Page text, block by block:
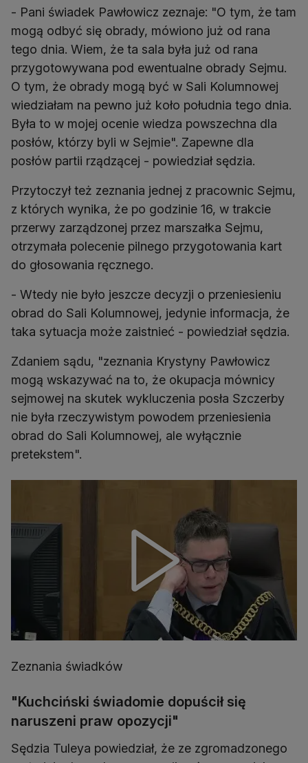
- Pani świadek Pawłowicz zeznaje: "O tym, że tam
mogą odbyć się obrady, mówiono już od rana
tego dnia. Wiem, że ta sala była już od rana
przygotowywana pod ewentualne obrady Sejmu.
O tym, że obrady mogą być w Sali Kolumnowej
wiedziałam na pewno już koło południa tego dnia.
Była to w mojej ocenie wiedza powszechna dla
posłów, którzy byli w Sejmie". Zapewne dla
posłów partii rządzącej - powiedział sędzia.
Przytoczył też zeznania jednej z pracownic Sejmu,
z których wynika, że po godzinie 16, w trakcie
przerwy zarządzonej przez marszałka Sejmu,
otrzymała polecenie pilnego przygotowania kart
do głosowania ręcznego.
- Wtedy nie było jeszcze decyzji o przeniesieniu
obrad do Sali Kolumnowej, jedynie informacja, że
taka sytuacja może zaistnieć - powiedział sędzia.
Zdaniem sądu, "zeznania Krystyny Pawłowicz
mogą wskazywać na to, że okupacja mównicy
sejmowej na skutek wykluczenia posła Szczerby
nie była rzeczywistym powodem przeniesienia
obrad do Sali Kolumnowej, ale wyłącznie
pretekstem".
Zeznania świadków
"Kuchciński świadomie dopuścił się
naruszeni praw opozycji"
Sędzia Tuleya powiedział, że ze zgromadzonego